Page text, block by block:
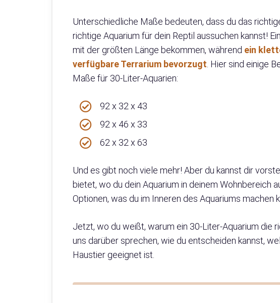
Unterschiedliche Maße bedeuten, dass du das
richtige Aquarium für dein Reptil aussuchen kannst!
mit der größten Länge bekommen, während ein
verfügbare Terrarium bevorzugt. Hier sind einige
Maße für 30-Liter-Aquarien:
92 x 32 x 43
92 x 46 x 33
62 x 32 x 63
Und es gibt noch viele mehr! Aber du kannst dir
bietet, wo du dein Aquarium in deinem Wohnbereich
Optionen, was du im Inneren des Aquariums machen
Jetzt, wo du weißt, warum ein 30-Liter-Aquarium die
uns darüber sprechen, wie du entscheiden kannst,
Haustier geeignet ist.